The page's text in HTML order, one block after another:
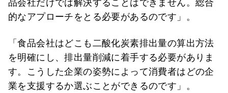
品会社だけでは解決することはできません。総合
的なアプローチをとる必要があるのです」。
「食品会社はどこも二酸化炭素排出量の算出方法
を明確にし、排出量削減に着手する必要がありま
す。こうした企業の姿勢によって消費者はどの企
業を支援するか選ぶことができるのです」。